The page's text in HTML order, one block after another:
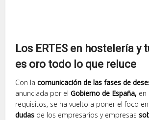
Los ERTES en hostelería y
es oro todo lo que reluce
Con lacomunicación de las fases de
anunciada por el Gobierno de España, en
requisitos, se ha vuelto a poner el foco
dudas de los empresarios y empresas